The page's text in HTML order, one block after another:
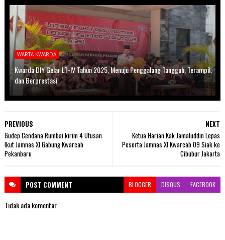
WARTA KWARDA
Kwarda DIY Gelar LT-IV Tahun 2025, Menuju Penggalang Tangguh, Terampil,
dan Berprestasi
NEXT
Ketua Harian Kak Jamaluddin Lepas
Peserta Jamnas XI Kwarcab 09 Siak ke
Cibubur Jakarta
PREVIOUS
Gudep Cendana Rumbai kirim 4 Utusan
Ikut Jamnas XI Gabung Kwarcab
Pekanbaru
POST COMMENT BLOGGER DISQUS FACEBOOK
Tidak ada komentar